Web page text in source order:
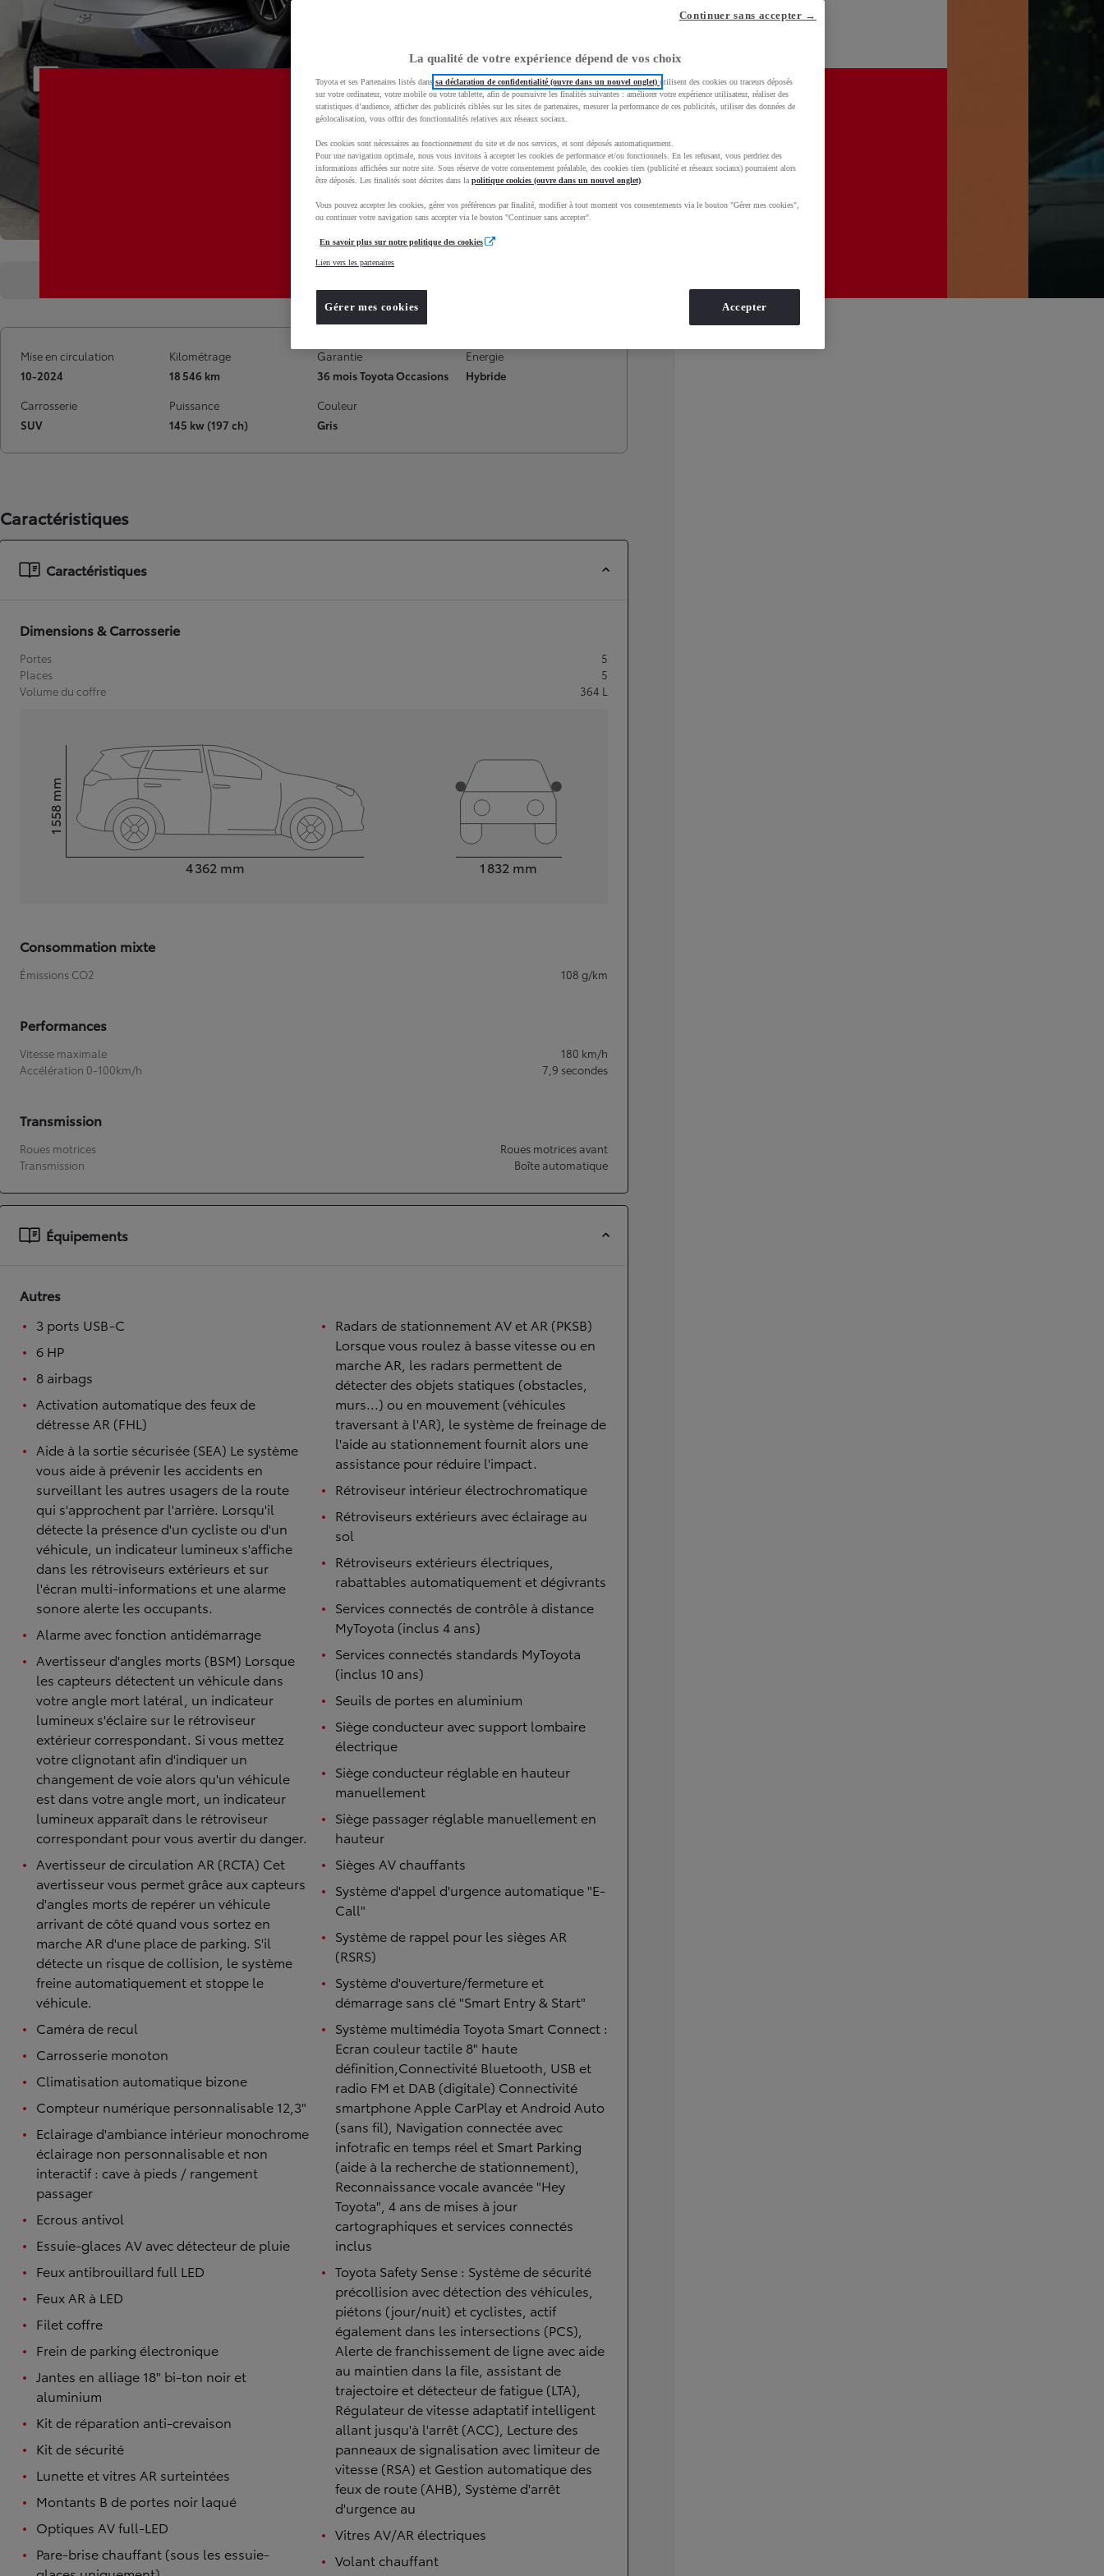
À partir de 19 700 €
Nouvelle Yaris Cross
HYBRIDE
HYBRIDE OU HYBRIDE RECHARGEABLE
Disponible rapidement
Mise en circulation
10-2024
Kilométrage
18 546 km
Garantie
36 mois Toyota Occasions
Energie
Hybride
Carrosserie
SUV
Puissance
145 kw (197 ch)
Couleur
Gris
Caractéristiques
Caractéristiques
Dimensions & Carrosserie
Portes
5
Places
5
Volume du coffre
364 L
4 362 mm
Hauteur1 558
mm
1 832 mm
Consommation mixte
Émissions CO2 108 g/km
Performances
Vitesse maximale 180 km/h
Accélération 0-100km/h
7,9 secondes
Transmission
Roues motrices
Roues motrices avant
Transmission
Boîte automatique
Équipements
Autres
3 ports USB-C
6 HP
8 airbags
Activation automatique des feux de
détresse AR (FHL)
Aide à la sortie sécurisée (SEA) Le système
vous aide à prévenir les accidents en
surveillant les autres usagers de la route
qui s'approchent par l'arrière. Lorsqu'il
détecte la présence d'un cycliste ou d'un
véhicule, un indicateur lumineux s'affiche
dans les rétroviseurs extérieurs et sur
l'écran multi-informations et une alarme
sonore alerte les occupants.
Alarme avec fonction antidémarrage
Avertisseur d'angles morts (BSM) Lorsque
les capteurs détectent un véhicule dans
votre angle mort latéral, un indicateur
lumineux s'éclaire sur le rétroviseur
extérieur correspondant. Si vous mettez
votre clignotant afin d'indiquer un
changement de voie alors qu'un véhicule
est dans votre angle mort, un indicateur
lumineux apparaît dans le rétroviseur
correspondant pour vous avertir du danger.
Avertisseur de circulation AR (RCTA) Cet
avertisseur vous permet grâce aux capteurs
d'angles morts de repérer un véhicule
arrivant de côté quand vous sortez en
marche AR d'une place de parking. S'il
détecte un risque de collision, le système
freine automatiquement et stoppe le
véhicule.
Caméra de recul
Carrosserie monoton
Climatisation automatique bizone
Compteur numérique personnalisable 12,3"
Eclairage d'ambiance intérieur monochrome
éclairage non personnalisable et non
interactif : cave à pieds / rangement
passager
Ecrous antivol
Essuie-glaces AV avec détecteur de pluie
Feux antibrouillard full LED
Feux AR à LED
Filet coffre
Frein de parking électronique
Jantes en alliage 18" bi-ton noir et
aluminium
Kit de réparation anti-crevaison
Kit de sécurité
Lunette et vitres AR surteintées
Montants B de portes noir laqué
Optiques AV full-LED
Pare-brise chauffant (sous les essuie-
Radars de stationnement AV et AR (PKSB)
Lorsque vous roulez à basse vitesse ou en
marche AR, les radars permettent de
détecter des objets statiques (obstacles,
murs...) ou en mouvement (véhicules
traversant à l'AR), le système de freinage de
l'aide au stationnement fournit alors une
assistance pour réduire l'impact.
Rétroviseur intérieur électrochromatique
Rétroviseurs extérieurs avec éclairage au
sol
Rétroviseurs extérieurs électriques,
rabattables automatiquement et dégivrants
Services connectés de contrôle à distance
MyToyota (inclus 4 ans)
Services connectés standards MyToyota
(inclus 10 ans)
Seuils de portes en aluminium
Siège conducteur avec support lombaire
électrique
Siège conducteur réglable en hauteur
manuellement
Siège passager réglable manuellement en
hauteur
Sièges AV chauffants
Système d'appel d'urgence automatique "E-
Call"
Système de rappel pour les sièges AR
(RSRS)
Système d'ouverture/fermeture et
démarrage sans clé "Smart Entry & Start"
Système multimédia Toyota Smart Connect :
Ecran couleur tactile 8" haute
définition,Connectivité Bluetooth, USB et
radio FM et DAB (digitale) Connectivité
smartphone Apple CarPlay et Android Auto
(sans fil), Navigation connectée avec
infotrafic en temps réel et Smart Parking
(aide à la recherche de stationnement),
Reconnaissance vocale avancée "Hey
Toyota", 4 ans de mises à jour
cartographiques et services connectés
inclus
Toyota Safety Sense : Système de sécurité
précollision avec détection des véhicules,
piétons (jour/nuit) et cyclistes, actif
également dans les intersections (PCS),
Alerte de franchissement de ligne avec aide
au maintien dans la file, assistant de
trajectoire et détecteur de fatigue (LTA),
Régulateur de vitesse adaptatif intelligent
allant jusqu'à l'arrêt (ACC), Lecture des
panneaux de signalisation avec limiteur de
vitesse (RSA) et Gestion automatique des
feux de route (AHB), Système d'arrêt
d'urgence au
Vitres AV/AR électriques
Volant chauffant
La qualité de votre expérience dépend de vos choix
Toyota et ses Partenaires listés dans sa déclaration de confidentialité (ouvre dans un nouvel onglet) utilisent des cookies ou traceurs déposés
sur votre ordinateur, votre mobile ou votre tablette, afin de poursuivre les finalités suivantes : améliorer votre expérience utilisateur, réaliser des
statistiques d’audience, afficher des publicités ciblées sur les sites de partenaires, mesurer la performance de ces publicités, utiliser des données de
géolocalisation, vous offrir des fonctionnalités relatives aux réseaux sociaux.
Des cookies sont nécessaires au fonctionnement du site et de nos services, et sont déposés automatiquement.
Pour une navigation optimale, nous vous invitons à accepter les cookies de performance et/ou fonctionnels. En les refusant, vous perdriez des
informations affichées sur notre site. Sous réserve de votre consentement préalable, des cookies tiers (publicité et réseaux sociaux) pourraient alors
être déposés. Les finalités sont décrites dans la politique cookies (ouvre dans un nouvel onglet)
Vous pouvez accepter les cookies, gérer vos préférences par finalité, modifier à tout moment vos consentements via le bouton "Gérer mes cookies",
ou continuer votre navigation sans accepter via le bouton "Continuer sans accepter".
En savoir plus sur notre politique des cookies
Lien vers les partenaires
Gérer mes cookies
Continuer sans accepter →
Accepter